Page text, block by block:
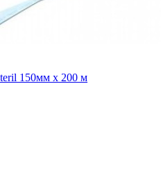
150мм х 200 м